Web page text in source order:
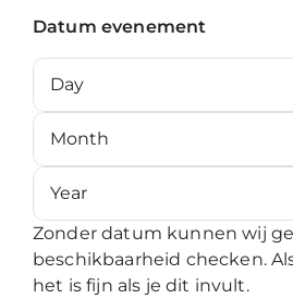
Datum evenement
Day
Month
Year
Zonder datum kunnen wij
beschikbaarheid checken.
het is fijn als je dit invult.